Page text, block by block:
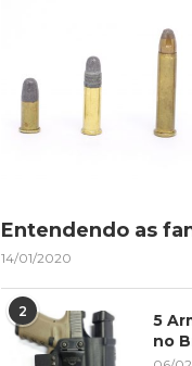
Entendendo as
14/01/2020
2
5
no